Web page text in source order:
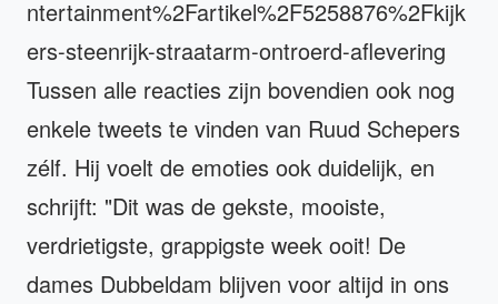
ntertainment%2Fartikel%2F5258876%2Fkijk
ers-steenrijk-straatarm-ontroerd-aflevering
Tussen alle reacties zijn bovendien ook nog
enkele tweets te vinden van Ruud Schepers
zélf. Hij voelt de emoties ook duidelijk, en
schrijft: "Dit was de gekste, mooiste,
verdrietigste, grappigste week ooit! De
dames Dubbeldam blijven voor altijd in ons